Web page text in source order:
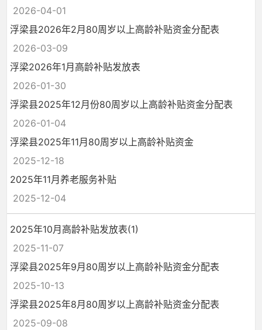
2026-04-01
浮梁县2026年2月80周岁以上高龄补贴资金分配表
2026-03-09
浮梁2026年1月高龄补贴发放表
2026-01-30
浮梁县2025年12月份80周岁以上高龄补贴资金分配表
2026-01-04
浮梁县2025年11月80周岁以上高龄补贴资金
2025-12-18
2025年11月养老服务补贴
2025-12-04
2025年10月高龄补贴发放表(1)
2025-11-07
浮梁县2025年9月80周岁以上高龄补贴资金分配表
2025-10-13
浮梁县2025年8月80周岁以上高龄补贴资金分配表
2025-09-08